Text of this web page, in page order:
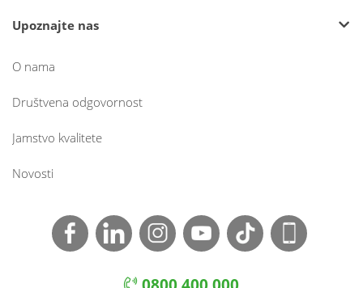
Upoznajte nas
O nama
Društvena odgovornost
Jamstvo kvalitete
Novosti